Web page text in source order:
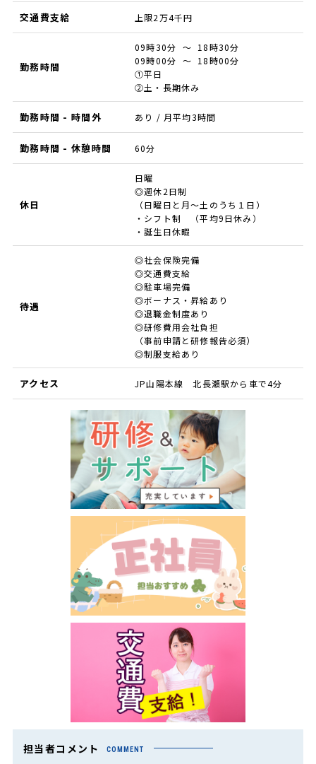
交通費支給 上限2万4千円
勤務時間
09時30分 ～ 18時30分
09時00分 ～ 18時00分
①平日
②土・長期休み
勤務時間 - 時間外 あり / 月平均3時間
勤務時間 - 休憩時間 60分
休日
日曜
◎週休2日制
（日曜日と月～土のうち１日）
・シフト制 （平均9日休み）
・誕生日休暇
待遇
◎社会保険完備
◎交通費支給
◎駐車場完備
◎ボーナス・昇給あり
◎退職金制度あり
◎研修費用会社負担
（事前申請と研修報告必須）
◎制服支給あり
アクセス JP山陽本線 北長瀬駅から車で4分
担当者コメント COMMENT